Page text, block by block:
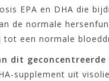
EPA en DHA die
de normale
een normale
dit geconcentreerde
supplement uit